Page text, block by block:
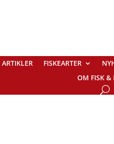
ARTIKLER FISKEARTER
OM FISK &